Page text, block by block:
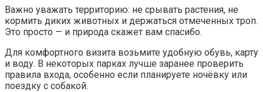
Важно уважать территорию: не срывать растения, не
кормить диких животных и держаться отмеченных троп.
Это просто — и природа скажет вам спасибо.
Для комфортного визита возьмите удобную обувь, карту
и воду. В некоторых парках лучше заранее проверить
правила входа, особенно если планируете ночёвку или
поездку с собакой.